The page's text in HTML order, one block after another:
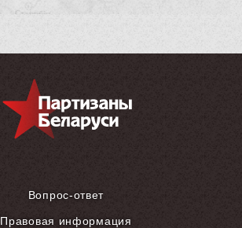
Вопрос-ответ
Правовая информация